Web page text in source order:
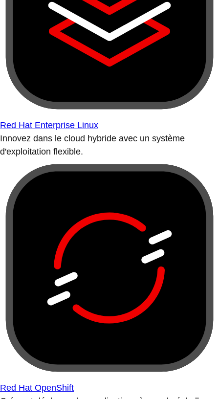
Red Hat Enterprise Linux
Innovez dans le cloud hybride avec un système
d'exploitation flexible.
Red Hat OpenShift